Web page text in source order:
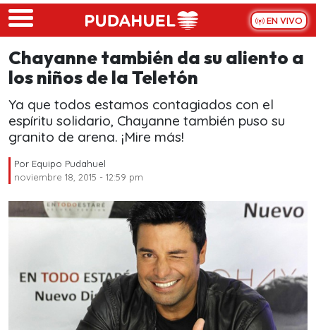
Skip to main content
EN VIVO
Chayanne también da su aliento a
los niños de la Teletón
Ya que todos estamos contagiados con el
espíritu solidario, Chayanne también puso su
granito de arena. ¡Mire más!
Por Equipo Pudahuel
noviembre 18, 2015 - 12:59 pm